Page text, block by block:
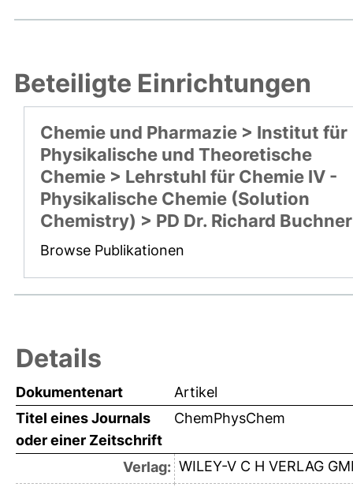
Beteiligte Einrichtungen
Chemie und Pharmazie > Institut für
Physikalische und Theoretische
Chemie > Lehrstuhl für Chemie IV -
Physikalische Chemie (Solution
Chemistry) > PD Dr. Richard Buchner
Browse Publikationen
Details
Dokumentenart
Artikel
Titel eines Journals
oder einer Zeitschrift
ChemPhysChem
Verlag: WILEY-V C H VERLAG